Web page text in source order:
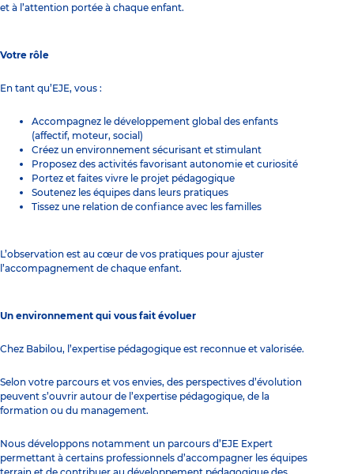
et à l’attention portée à chaque enfant.
Votre rôle
En tant qu’EJE, vous :
Accompagnez le développement global des enfants
(affectif, moteur, social)
Créez un environnement sécurisant et stimulant
Proposez des activités favorisant autonomie et curiosité
Portez et faites vivre le projet pédagogique
Soutenez les équipes dans leurs pratiques
Tissez une relation de confiance avec les familles
L’observation est au cœur de vos pratiques pour ajuster
l’accompagnement de chaque enfant.
Un environnement qui vous fait évoluer
Chez Babilou, l’expertise pédagogique est reconnue et valorisée.
Selon votre parcours et vos envies, des perspectives d’évolution
peuvent s’ouvrir autour de l’expertise pédagogique, de la
formation ou du management.
Nous développons notamment un parcours d’EJE Expert
permettant à certains professionnels d’accompagner les équipes